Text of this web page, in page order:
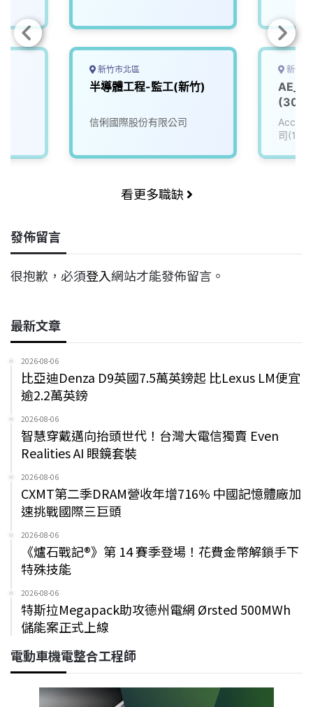
新竹市北區
半導體工程-監工(新竹)
信俐國際股份有限公司
新竹
AE_
司
看更多職缺
發佈留言
很抱歉，必須登入網站才能發佈留言。
最新文章
2026-08-06
比亞迪Denza D9英國7.5萬英鎊起 比Lexus LM便宜
逾2.2萬英鎊
2026-08-06
智慧穿戴邁向抬頭世代！台灣大電信獨賣 Even
Realities AI 眼鏡套裝
2026-08-06
CXMT第二季DRAM營收年增716% 中國記憶體廠加
速挑戰國際三巨頭
2026-08-06
《爐石戰記®》第 14 賽季登場！花費金幣解鎖手下
特殊技能
2026-08-06
特斯拉Megapack助攻德州電網 Ørsted 500MWh
儲能案正式上線
電動車機電整合工程師